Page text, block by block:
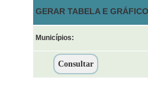
GERAR TABELA E
Municípios: